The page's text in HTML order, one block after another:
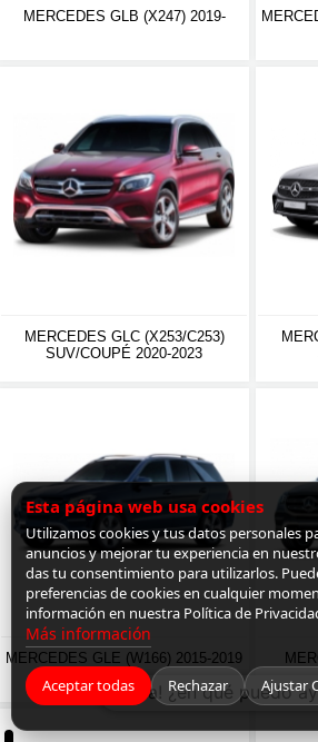
MERCEDES GLB (X247) 2019-
MERCEDES GLC (X253/C253)
SUV/COUPÉ 2020-2023
MERCEDES GLE (W166) 2015-2019
¡Hola! ¿en qué puedo
Esta página web usa cookies
Utilizamos cookies y tus datos personales
anuncios y mejorar tu experiencia en
das tu consentimiento para utilizarlos.
preferencias de cookies en cualquier
información en nuestra Política de
Más información
Aceptar todas Rechazar Ajustar